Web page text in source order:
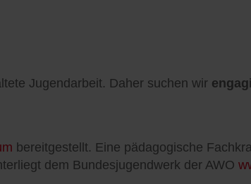
Jugendarbeit. Daher suchen wir
bereitgestellt. Eine pädagogische
dem Bundesjugendwerk der AWO